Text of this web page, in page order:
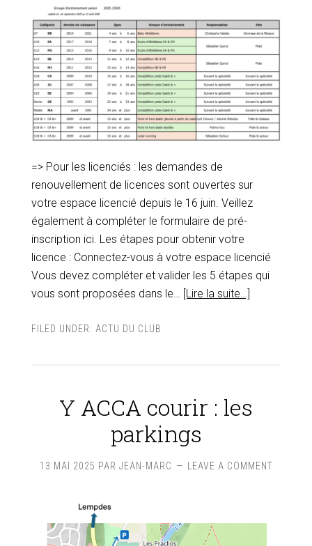
=> Pour les licenciés : les demandes de
renouvellement de licences sont ouvertes sur
votre espace licencié depuis le 16 juin. Veillez
également à compléter le formulaire de pré-
inscription ici. Les étapes pour obtenir votre
licence : Connectez-vous à votre espace licencié
Vous devez compléter et valider les 5 étapes qui
vous sont proposées dans le… [Lire la suite…]
FILED UNDER: ACTU DU CLUB
Y ACCA courir : les
parkings
13 MAI 2025 PAR JEAN-MARC LEAVE A COMMENT